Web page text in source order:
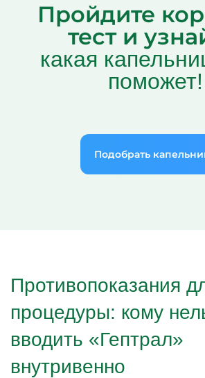
Пройдите
тест и
какая
поможет!
Подобрать
Противопоказания
процедуры: кому
вводить «Гептрал»
внутривенно